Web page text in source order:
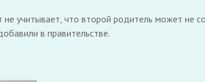
не учитывает, что второй родитель может не
в правительстве.